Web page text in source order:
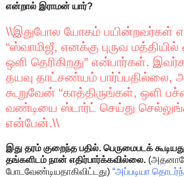
என்றால் இராமன் யார்?
\\இதுபோல யோகம் பயின்றவர்கள்
“ஸ்வாமிஜீ, எனக்கு புருவ மத்தியில்
ஒளி தெரிகிறது” என்பார்கள்.
தயவு தாட்சண்யம் பார்ப்பதில்லை,
கூறுவேன் “காத்திருங்கள், ஒளி
வண்டியை ஸ்டார்ட் செய்து
என்பேன்.\\
இது தரம் குறைந்த பதில். பெருமைபடக்
தங்களிடம் நான் எதிர்பார்க்கவில்லை.
போடவேண்டியதாகிவிட்டது) “அப்படியா